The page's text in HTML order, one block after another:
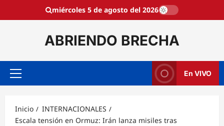
miércoles 5 de agosto del 2026
ABRIENDO BRECHA
Menú
En VIVO
Inicio
INTERNACIONALES
Escala tensión en Ormuz: Irán lanza misiles tras